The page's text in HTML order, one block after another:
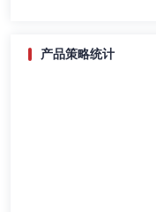
产品策略统计